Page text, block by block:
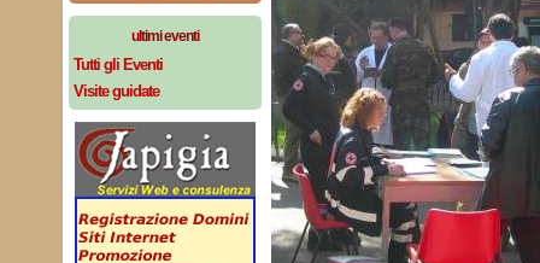
ultimi eventi
Tutti gli Eventi
Visite guidate